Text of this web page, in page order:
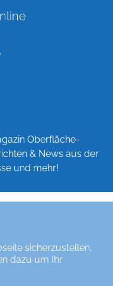
sicherzustellen,
dazu um Ihr
Oberfläche-
& News aus der
und mehr!
Oberfläche-Online,
/ the digital